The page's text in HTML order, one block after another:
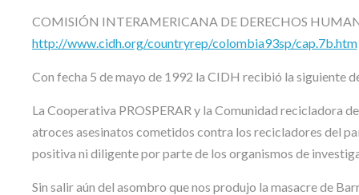
COMISIÓN INTERAMERICANA DE DERECHOS
http://www.cidh.org/countryrep/colombia93sp/cap.7b.htm
Con fecha 5 de mayo de 1992 la CIDH recibió la siguiente
La Cooperativa PROSPERAR y la Comunidad recicladora
atroces asesinatos cometidos contra los recicladores del
positiva ni diligente por parte de los organismos de
Sin salir aún del asombro que nos produjo la masacre de